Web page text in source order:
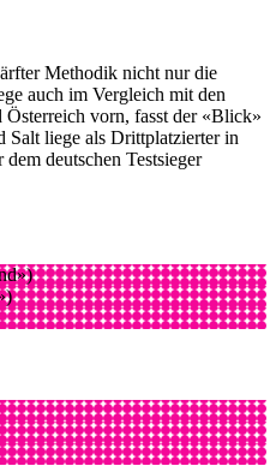
Methodik nicht nur die
auch im Vergleich mit den
vorn, fasst der «Blick»
Salt liege als Drittplatzierter in
deutschen Testsieger